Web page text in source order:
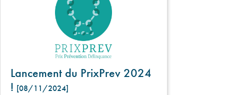
Lancement du PrixPrev 2024
! [08/11/2024]